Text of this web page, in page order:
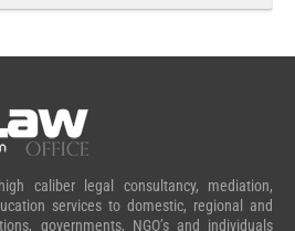
caliber legal consultancy, mediation,
services to domestic, regional and
governments, NGO’s and individuals